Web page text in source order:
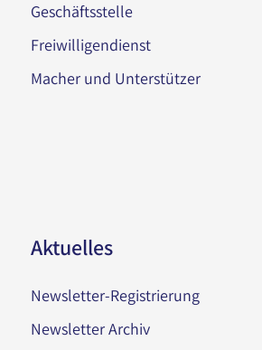
Geschäftsstelle
Freiwilligendienst
Macher und Unterstützer
Aktuelles
Newsletter-Registrierung
Newsletter Archiv